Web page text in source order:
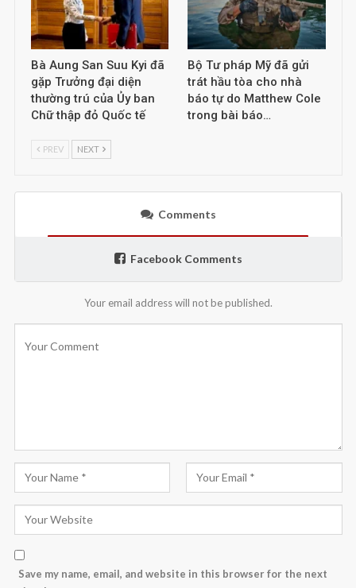
Bà Aung San Suu Kyi đã
gặp Trưởng đại diện
thường trú của Ủy ban
Chữ thập đỏ Quốc tế
Bộ Tư pháp Mỹ đã gửi
trát hầu tòa cho nhà
báo tự do Matthew Cole
trong bài báo…
PREV NEXT
Comments
Facebook Comments
Your email address will not be published.
Save my name, email, and website in this browser for the next